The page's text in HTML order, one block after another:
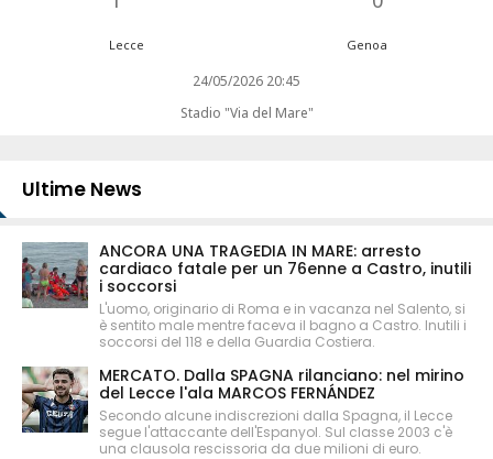
Lecce Genoa
24/05/2026 20:45
Stadio "Via del Mare"
Ultime News
ANCORA UNA TRAGEDIA IN MARE: arresto
cardiaco fatale per un 76enne a Castro, inutili
i soccorsi
L'uomo, originario di Roma e in vacanza nel Salento, si
è sentito male mentre faceva il bagno a Castro. Inutili i
soccorsi del 118 e della Guardia Costiera.
MERCATO. Dalla SPAGNA rilanciano: nel mirino
del Lecce l'ala MARCOS FERNÁNDEZ
Secondo alcune indiscrezioni dalla Spagna, il Lecce
segue l'attaccante dell'Espanyol. Sul classe 2003 c'è
una clausola rescissoria da due milioni di euro.